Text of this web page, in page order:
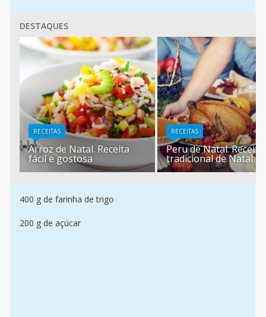
DESTAQUES
RECEITAS
Arroz de Natal. Receita
fácil e gostosa
RECEITAS
Peru de Natal. Receita
tradicional de Natal
400 g de farinha de trigo
200 g de açúcar